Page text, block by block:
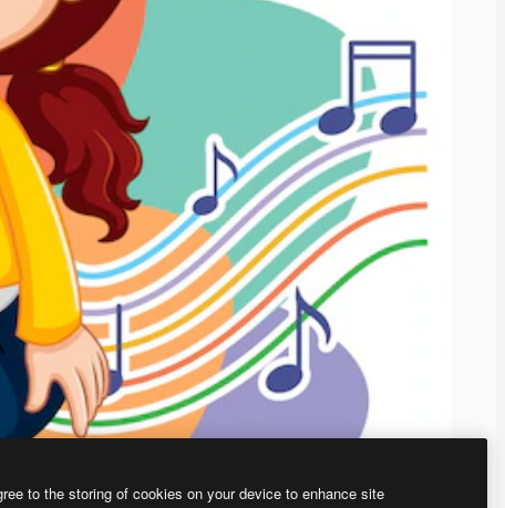
to the storing of cookies on your device to enhance site